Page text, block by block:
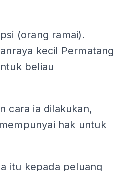
(orang ramai).
kecil Permatang
beliau
cara ia dilakukan,
hak untuk
itu kepada peluang